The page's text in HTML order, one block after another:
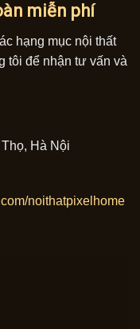
miễn phí
hạng mục nội thất
tôi để nhận tư vấn và
Hà Nội
noithatpixelhome